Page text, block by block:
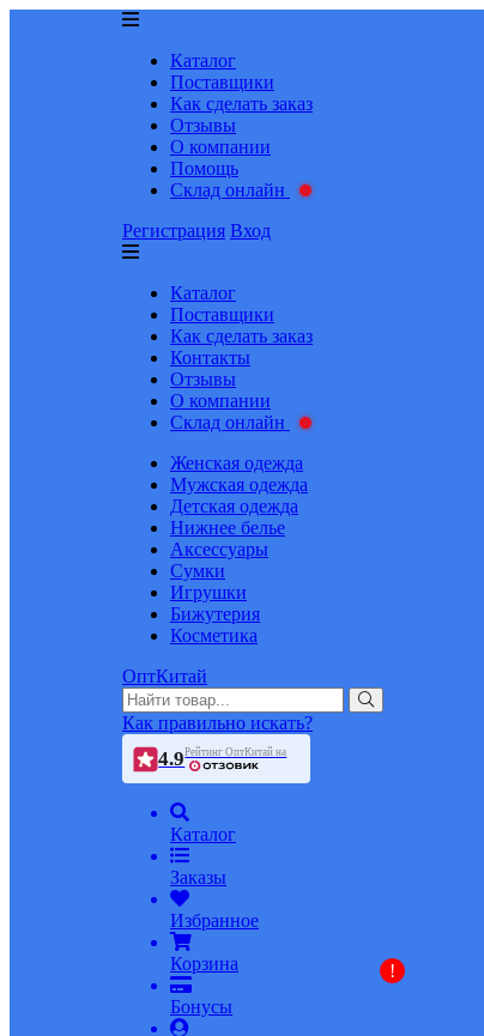
Каталог
Поставщики
Как сделать заказ
Отзывы
О компании
Помощь
Склад онлайн
Регистрация Вход
Каталог
Поставщики
Как сделать заказ
Контакты
Отзывы
О компании
Склад онлайн
Женская одежда
Мужская одежда
Детская одежда
Нижнее белье
Аксессуары
Сумки
Игрушки
Бижутерия
Косметика
ОптКитай
Как правильно искать?
4.9Рейтинг ОптКитай на
Каталог
Заказы
Избранное
Корзина
Бонусы
!